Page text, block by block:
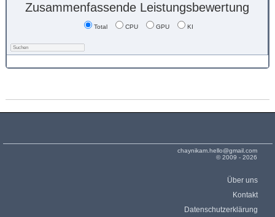
Zusammenfassende Leistungsbewertung
Total CPU GPU KI
chaynikam.hello@gmail.com
© 2009 - 2026
Über uns
Kontakt
Datenschutzerklärung